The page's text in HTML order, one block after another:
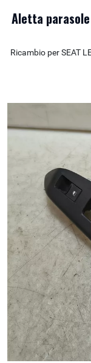
Aletta
Ricambio per SEAT